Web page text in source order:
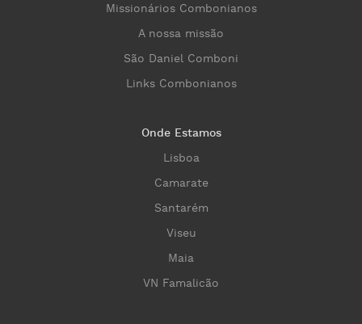
Missionários Combonianos
A nossa missão
São Daniel Comboni
Links Combonianos
Onde Estamos
Lisboa
Camarate
Santarém
Viseu
Maia
VN Famalicão